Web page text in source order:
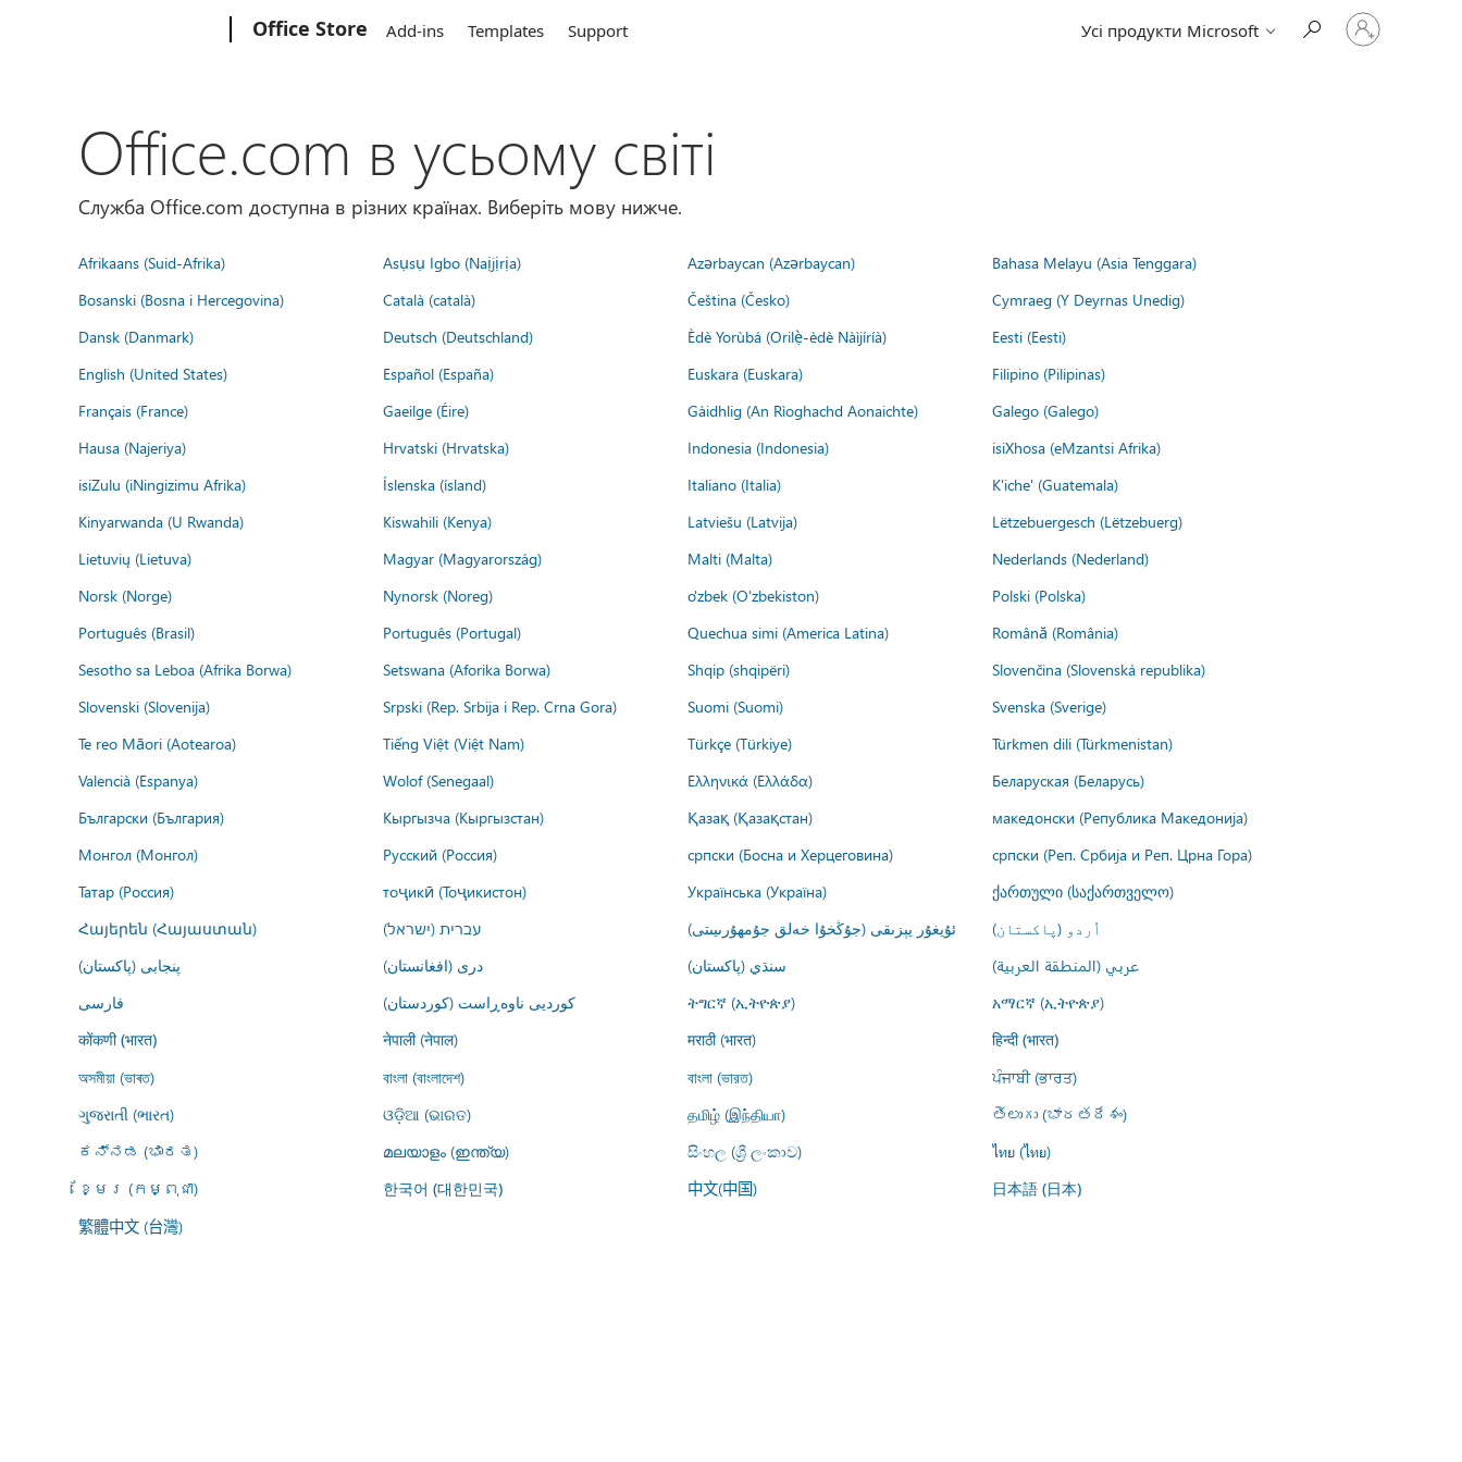
Office Store Add-ins Templates Support Усі продукти Microsoft
Увійдіть
свій
Office.com в усьому світі
Служба Office.com доступна в різних країнах. Виберіть мову нижче.
Afrikaans (Suid-Afrika) Asụsụ Igbo (Naịjịrịa) Azərbaycan (Azərbaycan)
Bahasa Melayu (Asia Tenggara)
Bosanski (Bosna i Hercegovina)
Català (català) Čeština (Česko)
Cymraeg (Y Deyrnas Unedig)
Dansk (Danmark)
Deutsch (Deutschland) Èdè Yorùbá (Orilẹ̀-èdè Nàìjíríà)
Eesti (Eesti)
English (United States)
Español (España) Euskara (Euskara)
Filipino (Pilipinas)
Français (France)
Gaeilge (Éire) Gàidhlig (An Rìoghachd Aonaichte)
Galego (Galego)
Hausa (Najeriya)
Hrvatski (Hrvatska) Indonesia (Indonesia)
isiXhosa (eMzantsi Afrika)
isiZulu (iNingizimu Afrika)
Íslenska (ísland) Italiano (Italia)
K'iche' (Guatemala)
Kinyarwanda (U Rwanda)
Kiswahili (Kenya) Latviešu (Latvija)
Lëtzebuergesch (Lëtzebuerg)
Lietuvių (Lietuva)
Magyar (Magyarország) Malti (Malta)
Nederlands (Nederland)
Norsk (Norge)
Nynorsk (Noreg) o'zbek (O'zbekiston)
Polski (Polska)
Português (Brasil)
Português (Portugal) Quechua simi (America Latina)
Română (România)
Sesotho sa Leboa (Afrika Borwa)
Setswana (Aforika Borwa) Shqip (shqipëri)
Slovenčina (Slovenská republika)
Slovenski (Slovenija)
Srpski (Rep. Srbija i Rep. Crna Gora) Suomi (Suomi)
Svenska (Sverige)
Te reo Māori (Aotearoa)
Tiếng Việt (Việt Nam) Türkçe (Türkiye)
Türkmen dili (Türkmenistan)
Valencià (Espanya)
Wolof (Senegaal) Ελληνικά (Ελλάδα)
Беларуская (Беларусь)
Български (България)
Кыргызча (Кыргызстан) Қазақ (Қазақстан)
македонски (Република Македонија)
Монгол (Монгол)
Русский (Россия) српски (Босна и Херцеговина)
српски (Реп. Србија и Реп. Црна Гора)
Татар (Россия)
тоҷикӣ (Тоҷикистон) Українська (Україна)
ქართული (საქართველო)
Հայերեն (Հայաստան)
עברית (ישראל) ئۇيغۇر يېزىقى (جۇڭخۇا خەلق جۇمھۇرىيىتى)
اُردو (پاکستان)
پنجابی (پاکستان)
درى (افغانستان) سنڌي (پاکستان)
عربي (المنطقة العربية)
فارسى
کوردیی ناوەڕاست (کوردستان) ትግርኛ (ኢትዮጵያ) አማርኛ (ኢትዮጵያ)
कोंकणी (भारत) नेपाली (नेपाल) मराठी (भारत) हिन्दी (भारत)
অসমীয়া (ভাৰত) বাংলা (বাংলাদেশ) বাংলা (ভারত)
ਪੰਜਾਬੀ (ਭਾਰਤ)
ગુજરાતી (ભારત)
ଓଡ଼ିଆ (ଭାରତ) தமிழ் (இந்தியா)
తెలుగు (భారతదేశం)
ಕನ್ನಡ (ಭಾರತ)
മലയാളം (ഇന്ത്യ) සිංහල (ශ්‍රී ලංකාව)
ไทย (ไทย)
ខ្មែរ (កម្ពុជា)
한국어 (대한민국) 中文(中国) 日本語 (日本)
繁體中文 (台灣)